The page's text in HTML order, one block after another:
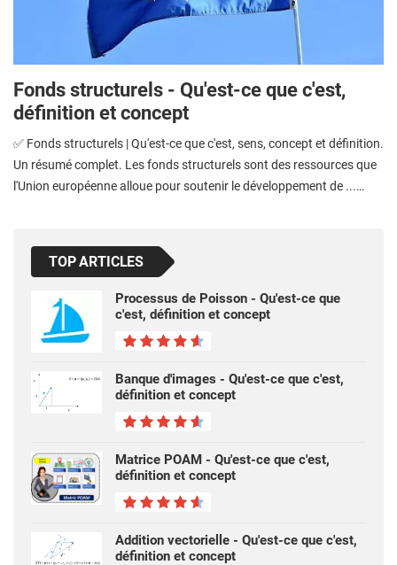
Fonds structurels - Qu'est-ce que c'est,
définition et concept
✅ Fonds structurels | Qu'est-ce que c'est, sens, concept et définition.
Un résumé complet. Les fonds structurels sont des ressources que
l'Union européenne alloue pour soutenir le développement de ...…
TOP ARTICLES
Processus de Poisson - Qu'est-ce que
c'est, définition et concept
Banque d'images - Qu'est-ce que c'est,
définition et concept
Matrice POAM - Qu'est-ce que c'est,
définition et concept
Addition vectorielle - Qu'est-ce que c'est,
définition et concept